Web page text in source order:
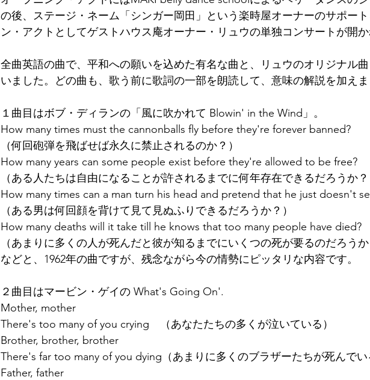
の後、ステージ・ネーム「シンガー岡田」という楽時屋オーナーのサポー
ン・アクトとしてゲストハウス庵オーナー・リュウの単独コンサートが開か
全曲英語の曲で、平和への願いを込めた有名な曲と、リュウのオリジナル
いました。どの曲も、歌う前に歌詞の一部を朗読して、意味の解説を加えま
１曲目はボブ・ディランの「風に吹かれて Blowin' in the Wind」。
How many times must the cannonballs fly before they're forever banned?
（何回砲弾を飛ばせば永久に禁止されるのか？）
How many years can some people exist before they're allowed to be free?
（ある人たちは自由になることが許されるまでに何年存在できるだろうか？
How many times can a man turn his head and pretend that he just doesn't
（ある男は何回顔を背けて見て見ぬふりできるだろうか？）
How many deaths will it take till he knows that too many people have died?
（あまりに多くの人が死んだと彼が知るまでにいくつの死が要るのだろうか
などと、1962年の曲ですが、残念ながら今の情勢にピッタリな内容です。
２曲目はマービン・ゲイの What's Going On'.
Mother, mother
There's too many of you crying　（あなたたちの多くが泣いている）
Brother, brother, brother
There's far too many of you dying（あまりに多くのブラザーたちが死んでい
Father, father